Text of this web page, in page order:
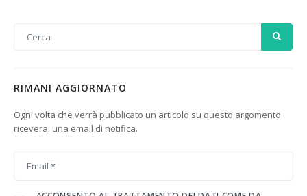
RIMANI AGGIORNATO
Ogni volta che verrà pubblicato un articolo su questo argomento
riceverai una email di notifica.